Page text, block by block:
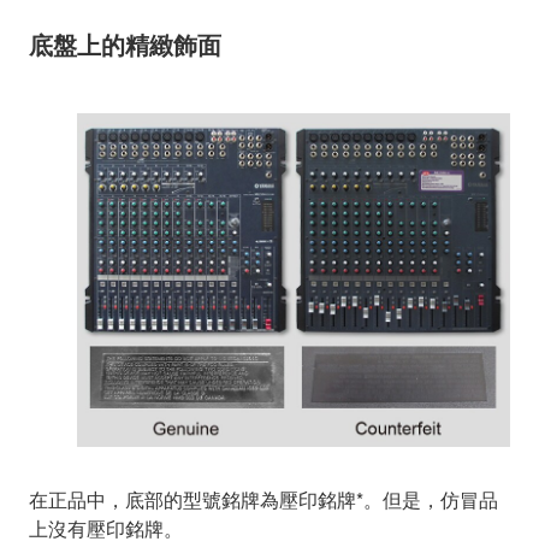
底盤上的精緻飾面
在正品中，底部的型號銘牌為壓印銘牌*。但是，仿冒品
上沒有壓印銘牌。